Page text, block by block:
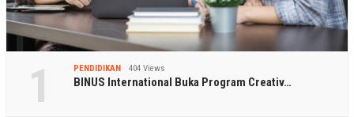
1 PENDIDIKAN 404 Views
BINUS International Buka Program Creativ…